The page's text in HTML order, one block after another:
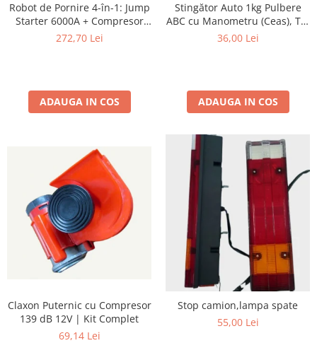
Robot de Pornire 4-în-1: Jump
Starter 6000A + Compresor
Digital + Powerbank +
272,70 Lei
ADAUGA IN COS
Stingător Auto 1kg Pulbere
ABC cu Manometru (Ceas), Tip
P1 BETA-L, Fabricație ianuarie
36,00 Lei
ADAUGA IN COS
Claxon Puternic cu Compresor
139 dB 12V | Kit Complet
69,14 Lei
Stop camion,lampa spate
55,00 Lei